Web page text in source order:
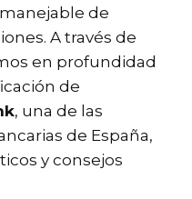
de
A través de
en profundidad
de
, una de las
de España,
y consejos